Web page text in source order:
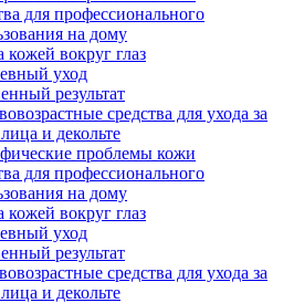
для профессионального
на дому
кожей вокруг глаз
уход
результат
средства для ухода за
и декольте
проблемы кожи
для профессионального
на дому
кожей вокруг глаз
уход
результат
средства для ухода за
и декольте